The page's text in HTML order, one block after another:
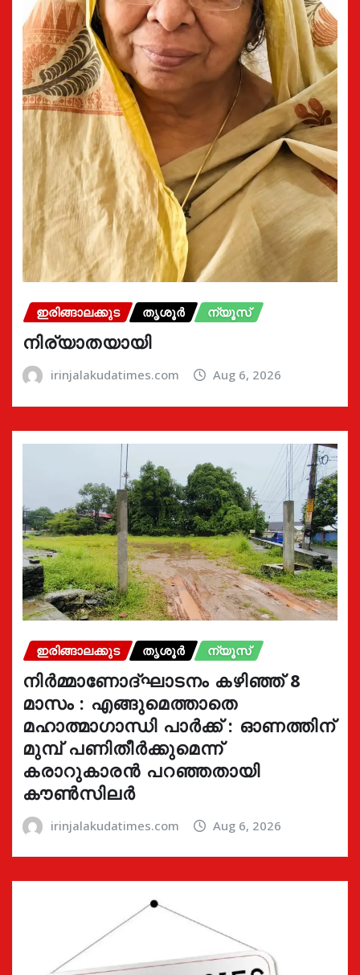
ഇരിങ്ങാലക്കുട തൃശൂർ ന്യൂസ്
നിര്യാതയായി
irinjalakudatimes.com Aug 6, 2026
ഇരിങ്ങാലക്കുട തൃശൂർ ന്യൂസ്
നിർമ്മാണോദ്ഘാടനം കഴിഞ്ഞ് 8
മാസം : എങ്ങുമെത്താതെ
മഹാത്മാഗാന്ധി പാർക്ക് : ഓണത്തിന്
മുമ്പ് പണിതീർക്കുമെന്ന്
കരാറുകാരൻ പറഞ്ഞതായി
കൗൺസിലർ
irinjalakudatimes.com Aug 6, 2026